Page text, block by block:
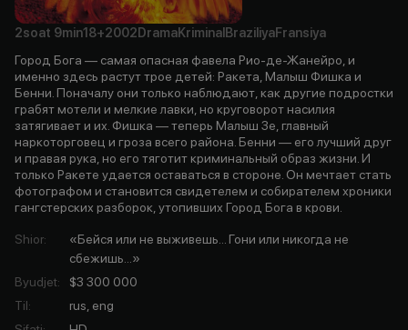
2soat 9min18+2002 DramaKriminal BraziliyaFransiya
Город Бога — самая опасная фавела Рио-де-Жанейро, и
именно здесь растут трое детей: Ракета, Малыш Фишка и
Бенни. Поначалу они только наблюдают, как другие подростки
грабят мотели и мелкие лавки, но круговорот насилия
затягивает и их. Фишка — теперь Малыш Зе, главный
наркоторговец и гроза всего района. Бенни — его лучший друг
и правая рука, но его тяготит криминальный образ жизни. И
только Ракете удается оставаться в стороне. Он мечтает стать
фотографом и становится свидетелем и собирателем хроники
гангстерских разборок, утопивших Город Бога в крови.
Shior:
«Бейся или не выживешь... Гони или никогда не
сбежишь...»
Byudjet:
$3 300 000
Til:
rus, eng